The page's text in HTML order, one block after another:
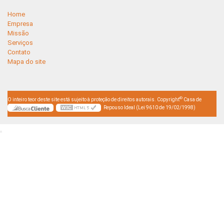
Home
Empresa
Missão
Serviços
Contato
Mapa do site
O inteiro teor deste site está sujeito à proteção de direitos autorais. Copyright© Casa de
Repouso Ideal (Lei 9610 de 19/02/1998)